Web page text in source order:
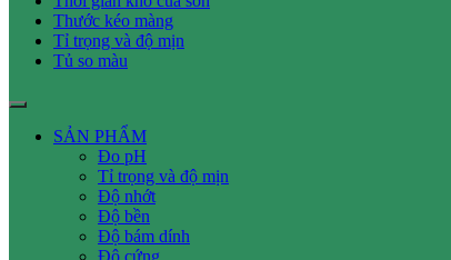
Thước kéo màng
Tỉ trọng và độ mịn
Tủ so màu
SẢN PHẨM
Đo pH
Tỉ trọng và độ mịn
Độ nhớt
Độ bền
Độ bám dính
Độ cứng